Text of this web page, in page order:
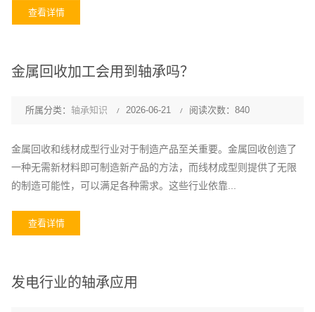
查看详情
金属回收加工会用到轴承吗？
所属分类： 轴承知识 2026-06-21 阅读次数：840
金属回收和线材成型行业对于制造产品至关重要。金属回收创造了
一种无需新材料即可制造新产品的方法，而线材成型则提供了无限
的制造可能性，可以满足各种需求。这些行业依靠...
查看详情
发电行业的轴承应用